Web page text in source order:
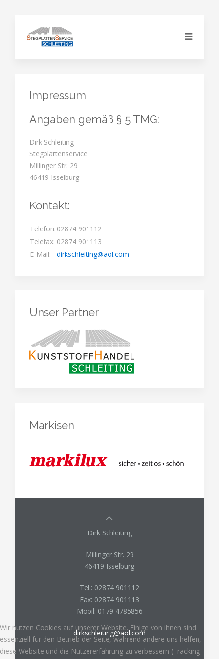
Impressum
Angaben gemäß § 5 TMG:
Dirk Schleiting
Stegplattenservice
Millinger Str. 29
46419 Isselburg
Kontakt:
Telefon: 02874 901112
Telefax: 02874 901113
E-Mail:
dirkschleiting@aol.com
Unser Partner
Markisen
Dirk Schleiting
Millinger Str. 29
46419 Isselburg
Tel.: 02874 901112
Fax: 02874 901113
Mobil: 0179 4785856
dirkschleiting@aol.com
Wir nutzen Cookies auf unserer Website. Einige von ihnen sind
essenziell für den Betrieb der Seite, während andere uns helfen,
diese Website und die Nutzererfahrung zu verbessern (Tracking